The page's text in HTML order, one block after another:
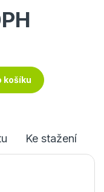
košíku
Ke stažení